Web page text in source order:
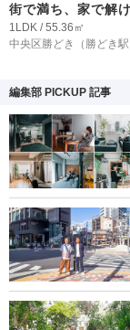
街で満ち、家で解
1LDK / 55.36㎡
中央区勝どき
（勝どき駅
編集部 PICKUP 記事